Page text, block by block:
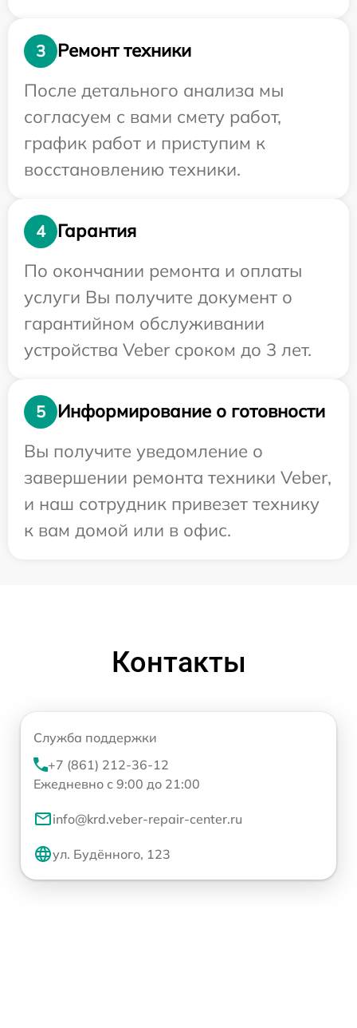
3
Ремонт техники
После детального анализа мы
согласуем с вами смету работ,
график работ и приступим к
восстановлению техники.
4
Гарантия
По окончании ремонта и оплаты
услуги Вы получите документ о
гарантийном обслуживании
устройства Veber сроком до 3 лет.
5
Информирование о готовности
Вы получите уведомление о
завершении ремонта техники Veber,
и наш сотрудник привезет технику
к вам домой или в офис.
Контакты
Служба поддержки
+7 (861) 212-36-12
Ежедневно с 9:00 до 21:00
info@krd.veber-repair-center.ru
ул. Будённого, 123